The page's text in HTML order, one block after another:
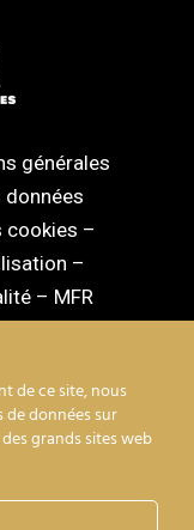
générales
cookies –
–
– MFR
de ce site, nous
données sur
grands sites web